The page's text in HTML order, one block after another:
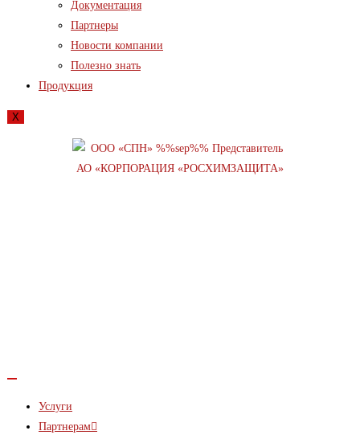
Документация
Партнеры
Новости компании
Полезно знать
Продукция
X
Услуги
Партнерам